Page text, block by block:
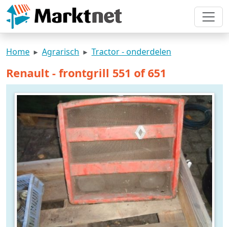
Home Agrarisch Tractor - onderdelen
Renault - frontgrill 551 of 651